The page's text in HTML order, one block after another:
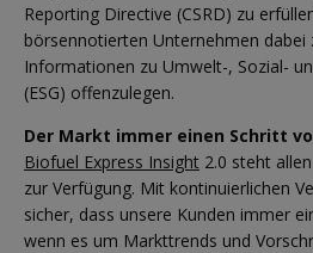
Reporting Directive (CSRD) zu
börsennotierten Unternehmen dabei
Informationen zu Umwelt-, Sozial-
(ESG) offenzulegen.
Der Markt immer einen Schritt
Biofuel Express Insight 2.0 steht
zur Verfügung. Mit kontinuierlichen
sicher, dass unsere Kunden immer
wenn es um Markttrends und